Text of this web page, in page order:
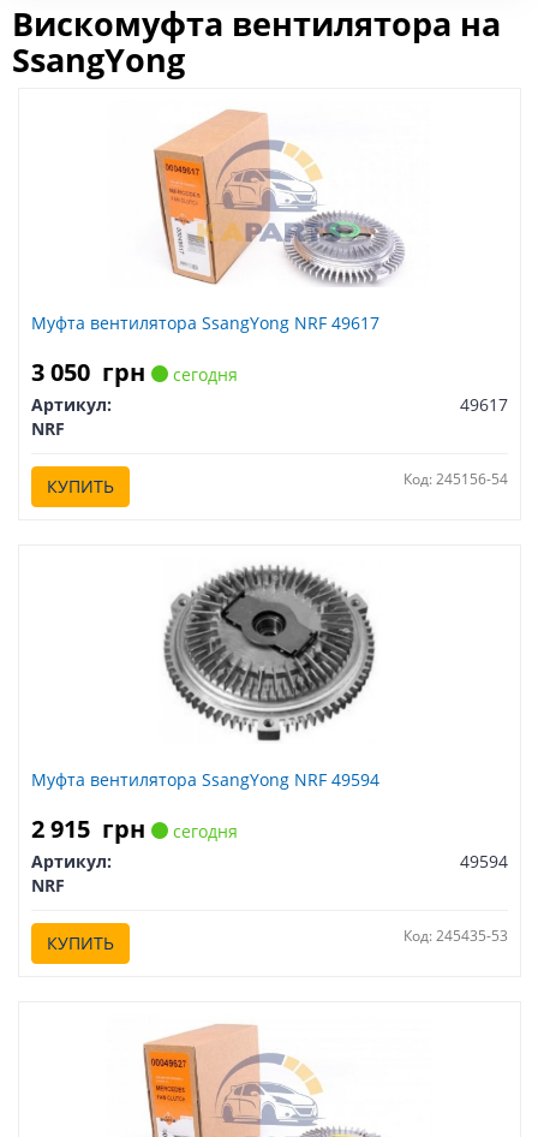
Вискомуфта вентилятора на
SsangYong
Муфта вентилятора SsangYong NRF 49617
3 050 грн
сегодня
Артикул:
49617
NRF
КУПИТЬ Код: 245156-54
Муфта вентилятора SsangYong NRF 49594
2 915 грн
сегодня
Артикул:
49594
NRF
КУПИТЬ Код: 245435-53